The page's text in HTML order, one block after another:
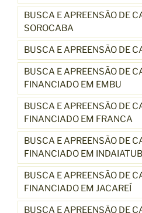
BUSCA E APREENSÃO DE
SOROCABA
BUSCA E APREENSÃO DE
BUSCA E APREENSÃO DE
FINANCIADO EM EMBU
BUSCA E APREENSÃO DE
FINANCIADO EM FRANCA
BUSCA E APREENSÃO DE
FINANCIADO EM
BUSCA E APREENSÃO DE
FINANCIADO EM JACAREÍ
BUSCA E APREENSÃO DE